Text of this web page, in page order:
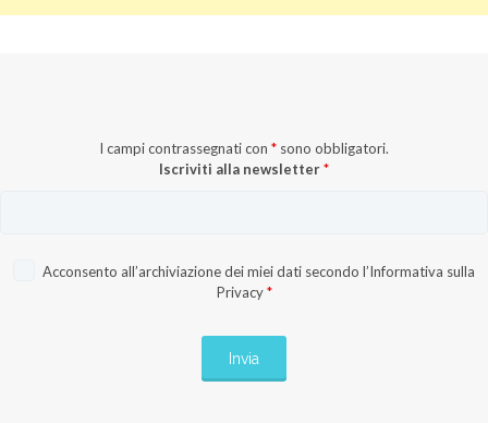
I campi contrassegnati con * sono obbligatori.
Iscriviti alla newsletter*
Acconsento all’archiviazione dei miei dati secondo l’Informativa sulla
Privacy *